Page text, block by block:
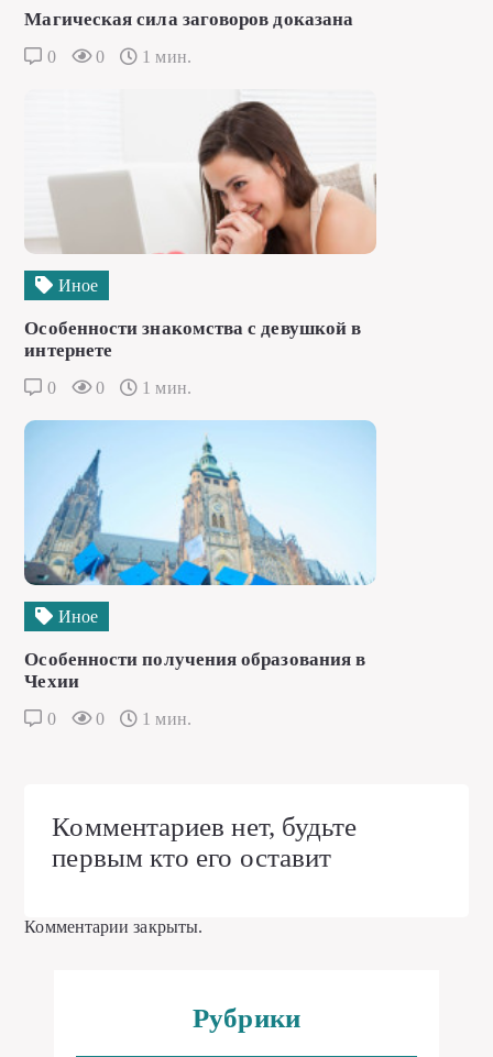
Магическая сила заговоров доказана
0 0 1 мин.
Иное
Особенности знакомства с девушкой в
интернете
0 0 1 мин.
Иное
Особенности получения образования в
Чехии
0 0 1 мин.
Комментариев нет, будьте
первым кто его оставит
Комментарии закрыты.
Рубрики